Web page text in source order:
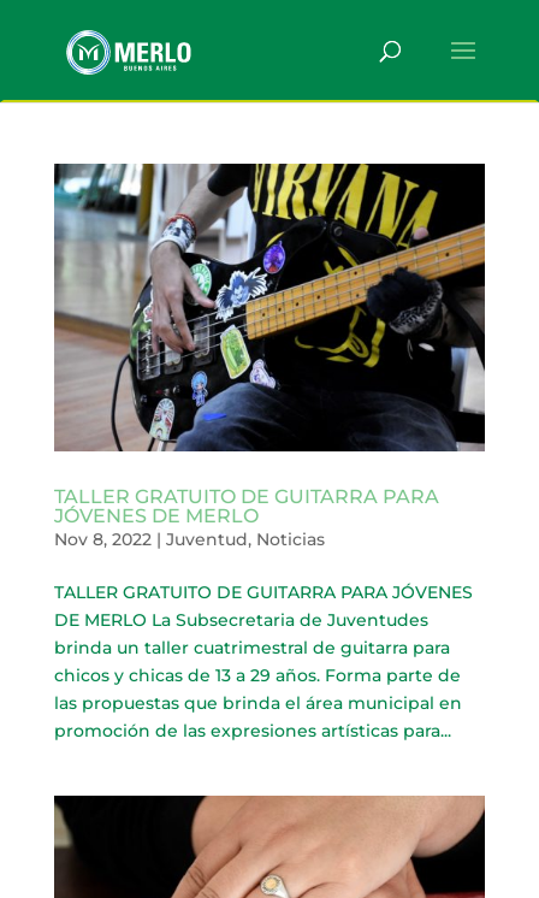
TALLER GRATUITO DE GUITARRA PARA
JÓVENES DE MERLO
Nov 8, 2022| Juventud, Noticias
TALLER GRATUITO DE GUITARRA PARA JÓVENES
DE MERLO La Subsecretaria de Juventudes
brinda un taller cuatrimestral de guitarra para
chicos y chicas de 13 a 29 años. Forma parte de
las propuestas que brinda el área municipal en
promoción de las expresiones artísticas para...